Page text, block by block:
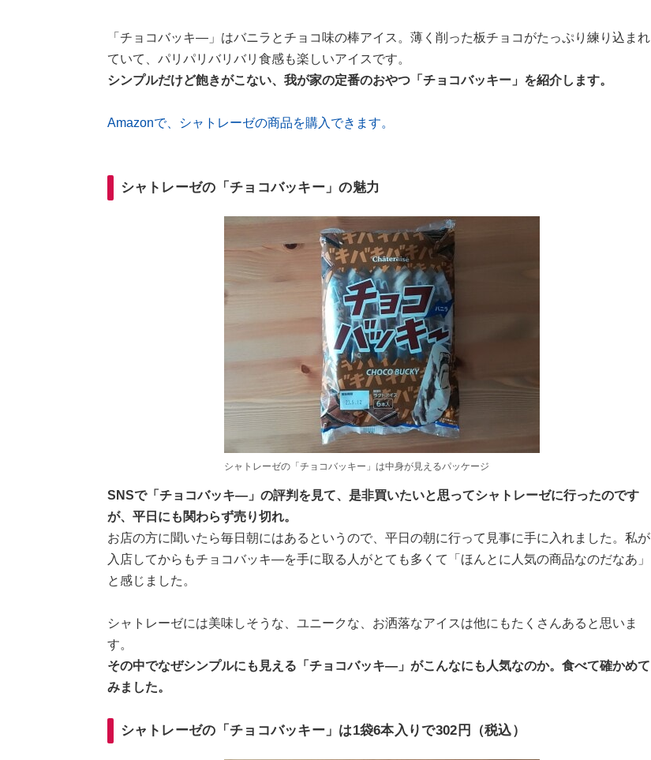
「チョコバッキ―」はバニラとチョコ味の棒アイス。薄く削った板チョコがたっぷり練り込まれ
ていて、パリパリバリバリ食感も楽しいアイスです。
シンプルだけど飽きがこない、我が家の定番のおやつ「チョコバッキー」を紹介します。
Amazonで、シャトレーゼの商品を購入できます。
シャトレーゼの「チョコバッキー」の魅力
シャトレーゼの「チョコバッキー」は中身が見えるパッケージ
SNSで「チョコバッキ―」の評判を見て、是非買いたいと思ってシャトレーゼに行ったのです
が、平日にも関わらず売り切れ。
お店の方に聞いたら毎日朝にはあるというので、平日の朝に行って見事に手に入れました。私が
入店してからもチョコバッキ―を手に取る人がとても多くて「ほんとに人気の商品なのだなあ」
と感じました。
シャトレーゼには美味しそうな、ユニークな、お洒落なアイスは他にもたくさんあると思いま
す。
その中でなぜシンプルにも見える「チョコバッキ―」がこんなにも人気なのか。食べて確かめて
みました。
シャトレーゼの「チョコバッキー」は1袋6本入りで302円（税込）